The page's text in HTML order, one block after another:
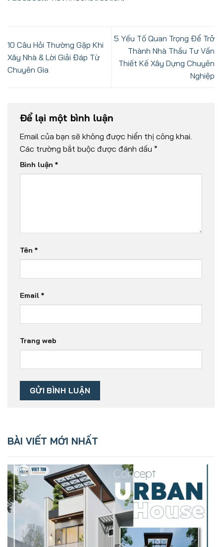
10 Câu Hỏi Thường Gặp Khi
Xây Nhà & Lời Giải Đáp Từ
Chuyên Gia
5 Yếu Tố Quan Trọng Để Trở
Thành Nhà Thầu Tư Vấn
Thiết Kế Xây Dựng Chuyên
Nghiệp
Để lại một bình luận
Email của bạn sẽ không được hiển thị công khai.
Các trường bắt buộc được đánh dấu *
Bình luận *
Tên *
Email *
Trang web
BÀI VIẾT MỚI NHẤT